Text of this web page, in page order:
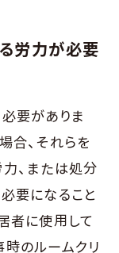
労力が必要
要がありま
合、それらを
、または処分
要になること
者に使用して
のルームクリ